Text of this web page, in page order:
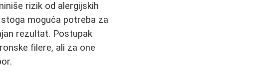
rizik od alergijskih
moguća potreba za
rezultat. Postupak
filere, ali za one